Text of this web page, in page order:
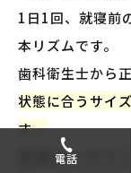
電話
1日1回、就寝前
本リズムです。
歯科衛生士から
状態に合うサイ
す。
定期メンテナ